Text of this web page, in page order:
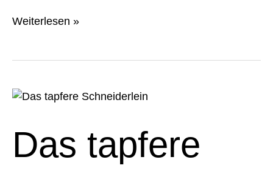
Weiterlesen »
Das tapfere
Das